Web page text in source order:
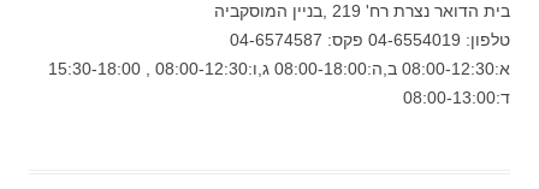
בית הדואר נצרת רח' 219 ,בניין המוסקביה
טלפון: 04-6554019 פקס: 04-6574587
א:08:00-12:30 ב,ה:08:00-18:00 ג,ו:08:00-12:30 , 15:30-18:00
ד:08:00-13:00